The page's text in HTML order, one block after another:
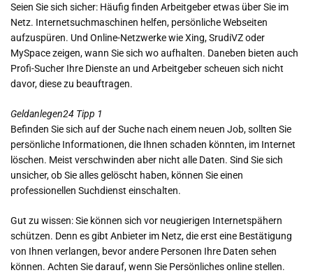
Seien Sie sich sicher: Häufig finden Arbeitgeber etwas über Sie im
Netz. Internetsuchmaschinen helfen, persönliche Webseiten
aufzuspüren. Und Online-Netzwerke wie Xing, SrudiVZ oder
MySpace zeigen, wann Sie sich wo aufhalten. Daneben bieten auch
Profi-Sucher Ihre Dienste an und Arbeitgeber scheuen sich nicht
davor, diese zu beauftragen.
Geldanlegen24 Tipp 1
Befinden Sie sich auf der Suche nach einem neuen Job, sollten Sie
persönliche Informationen, die Ihnen schaden könnten, im Internet
löschen. Meist verschwinden aber nicht alle Daten. Sind Sie sich
unsicher, ob Sie alles gelöscht haben, können Sie einen
professionellen Suchdienst einschalten.
Gut zu wissen: Sie können sich vor neugierigen Internetspähern
schützen. Denn es gibt Anbieter im Netz, die erst eine Bestätigung
von Ihnen verlangen, bevor andere Personen Ihre Daten sehen
können. Achten Sie darauf, wenn Sie Persönliches online stellen.